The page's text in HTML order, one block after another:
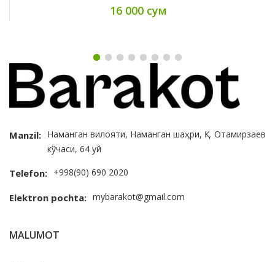
16 000 сум
Manzil: Наманган вилояти, Наманган шаҳри, Қ. Отамирзаев
кўчаси, 64 уй
Telefon: +998(90) 690 2020
Elektron pochta: mybarakot@gmail.com
MALUMOT